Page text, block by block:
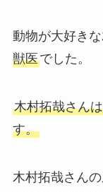
動物が大好き
獣医でした。
木村拓哉さん
す。
木村拓哉さん